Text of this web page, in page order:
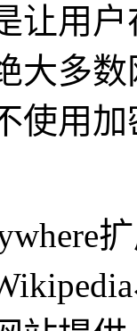
让用
大多
使用
扩